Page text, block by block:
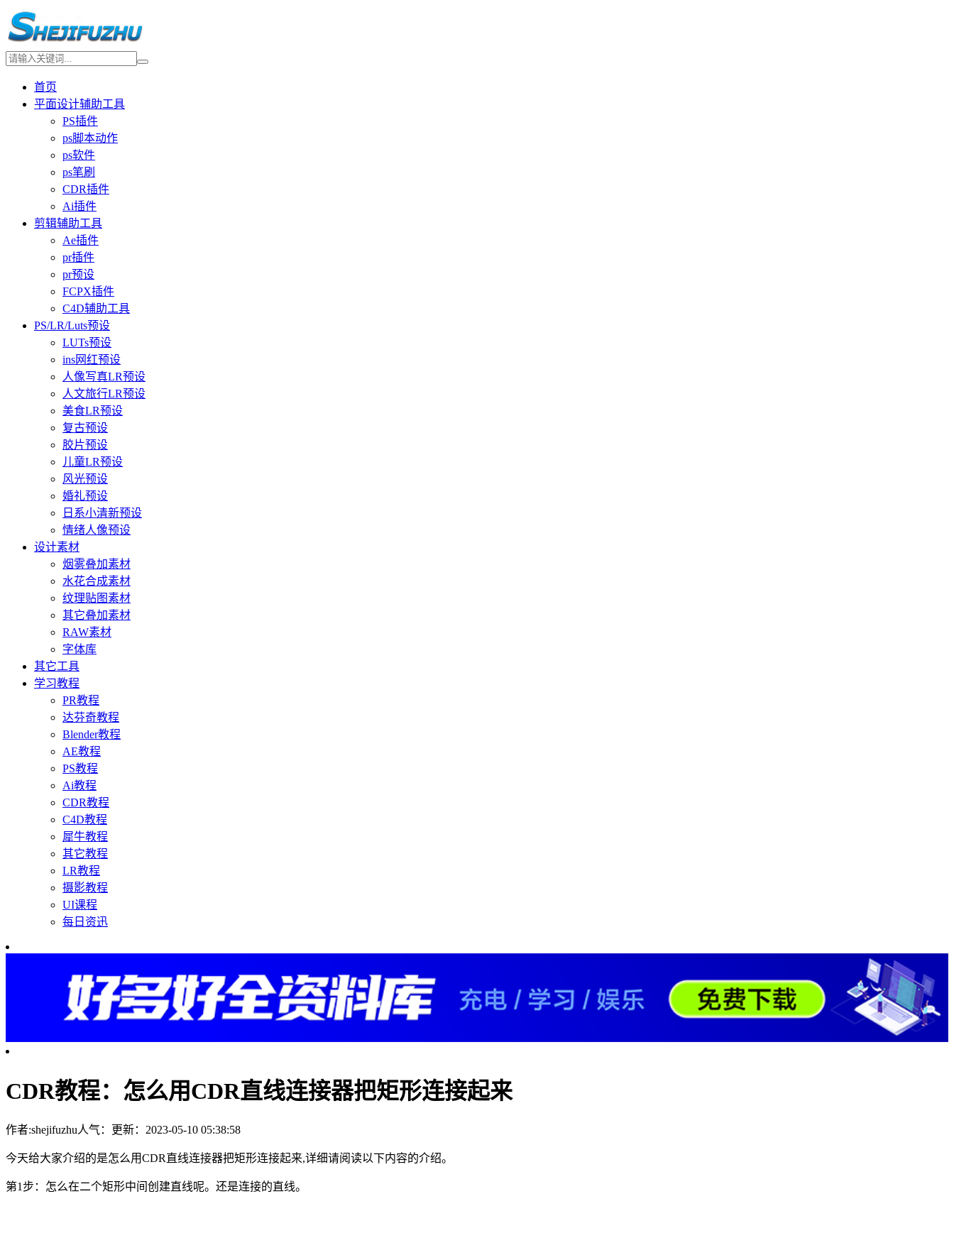
首页
平面设计辅助工具
PS插件
ps脚本动作
ps软件
ps笔刷
CDR插件
Ai插件
剪辑辅助工具
Ae插件
pr插件
pr预设
FCPX插件
C4D辅助工具
PS/LR/Luts预设
LUTs预设
ins网红预设
人像写真LR预设
人文旅行LR预设
美食LR预设
复古预设
胶片预设
儿童LR预设
风光预设
婚礼预设
日系小清新预设
情绪人像预设
设计素材
烟雾叠加素材
水花合成素材
纹理贴图素材
其它叠加素材
RAW素材
字体库
其它工具
学习教程
PR教程
达芬奇教程
Blender教程
AE教程
PS教程
Ai教程
CDR教程
C4D教程
犀牛教程
其它教程
LR教程
摄影教程
UI课程
每日资迅
CDR教程：怎么用CDR直线连接器把矩形连接起来
作者:shejifuzhu人气： 更新：2023-05-10 05:38:58
今天给大家介绍的是怎么用CDR直线连接器把矩形连接起来,详细请阅读以下内容的介绍。
第1步：怎么在二个矩形中间创建直线呢。还是连接的直线。